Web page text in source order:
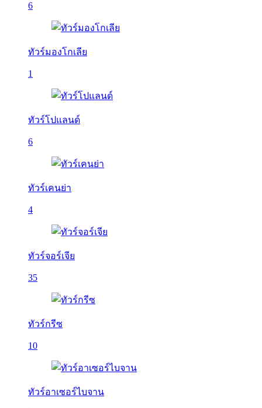
6
ทัวร์มองโกเลีย
1
ทัวร์โปแลนด์
6
ทัวร์เคนย่า
4
ทัวร์จอร์เจีย
35
ทัวร์กรีซ
10
ทัวร์อาเซอร์ไบจาน